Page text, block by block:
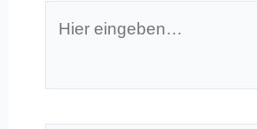
eingeben…